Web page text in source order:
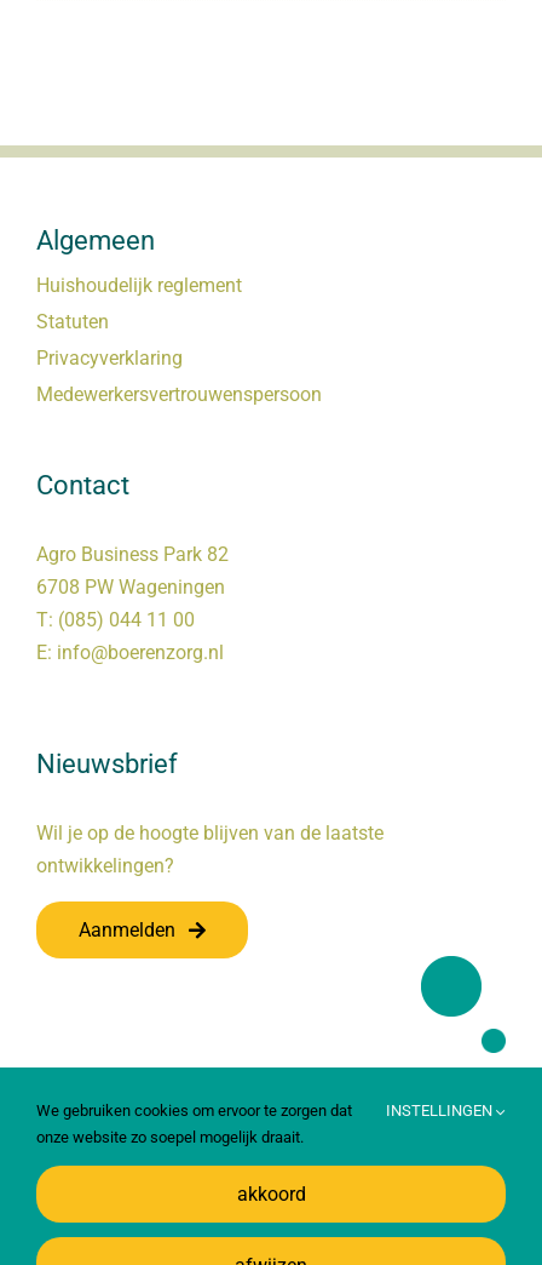
Algemeen
Huishoudelijk reglement
Statuten
Privacyverklaring
Medewerkersvertrouwenspersoon
Contact
Agro Business Park 82
6708 PW Wageningen
T: (085) 044 11 00
E: info@boerenzorg.nl
Nieuwsbrief
Wil je op de hoogte blijven van de laatste
ontwikkelingen?
Aanmelden
© 2024 – Coöperatie Boer & Zorg (CBZ) | Powered by >
We gebruiken cookies om ervoor te zorgen dat
onze website zo soepel mogelijk draait.
INSTELLINGEN
akkoord